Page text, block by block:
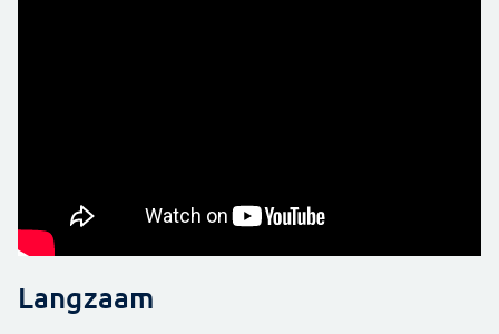
Langzaam